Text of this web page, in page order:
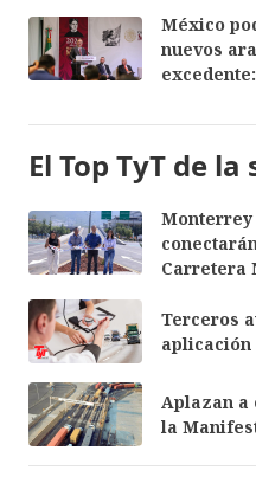
México
nuevos
El Top TyT de la
Monterrey
Carretera
Terceros
aplicación
Aplazan a
la